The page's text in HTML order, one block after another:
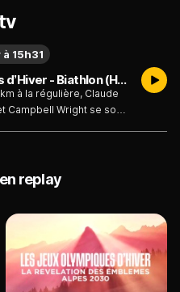
Les Jeux Olympiques d’Hiver - Biathlon (H) : qui finira dernier de la mass start ? - Biathlon (H) : qui finira dernier de la mass start ? - Émission du vendredi 20 février
à la régulière, Claude
Campbell Wright se sont
15h31
replay